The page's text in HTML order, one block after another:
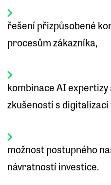
řešení přizpůsobené
procesům zákazníka,
kombinace AI expertizy
zkušeností s digitalizací
možnost postupného
návratností investice.